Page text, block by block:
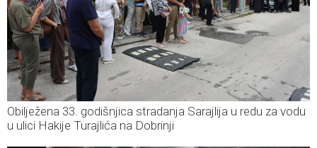
Obilježena 33. godišnjica stradanja Sarajlija u redu za vodu
u ulici Hakije Turajlića na Dobrinji